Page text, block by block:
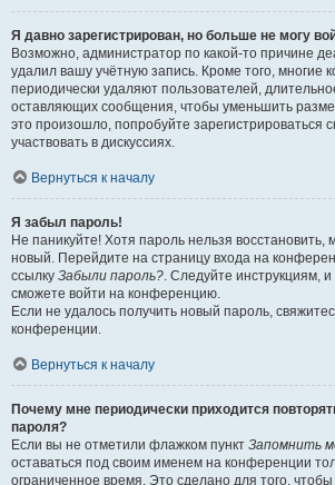
Я давно зарегистрирован, но больше не могу
Возможно, администратор по какой-то причине
удалил вашу учётную запись. Кроме того, многие
периодически удаляют пользователей,
оставляющих сообщения, чтобы уменьшить
это произошло, попробуйте зарегистрироваться
участвовать в дискуссиях.
Вернуться к началу
Я забыл пароль!
Не паникуйте! Хотя пароль нельзя восстановить,
новый. Перейдите на страницу входа на
ссылку Забыли пароль?. Следуйте инструкциям,
сможете войти на конференцию.
Если не удалось получить новый пароль,
конференции.
Вернуться к началу
Почему мне периодически приходится
пароля?
Если вы не отметили флажком пункт Запомнить
оставаться под своим именем на конференции
ограниченное время. Это сделано для того, чтобы